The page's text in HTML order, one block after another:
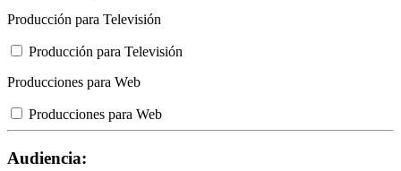
Producción para Televisión
Producción para Televisión
Producciones para Web
Producciones para Web
Audiencia: